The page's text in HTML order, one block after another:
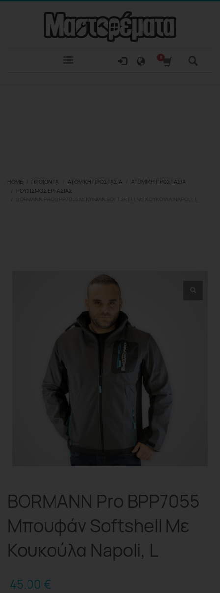
HOME ΠΡΟΪΌΝΤΑ ΑΤΟΜΙΚΉ ΠΡΟΣΤΑΣΊΑ
ΑΤΟΜΙΚΉ ΠΡΟΣΤΑΣΊΑ
ΡΟΥΧΙΣΜΌΣ ΕΡΓΑΣΊΑΣ
BORMANN PRO BPP7055 ΜΠΟΥΦΆΝ SOFTSHELL ΜΕ ΚΟΥΚΟΎΛΑ NAPOLI, L
BORMANN Pro BPP7055
Μπουφάν Softshell Με
Κουκούλα Napoli, L
45.00 €